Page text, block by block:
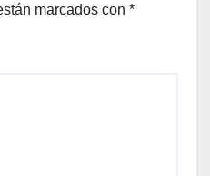
marcados con *